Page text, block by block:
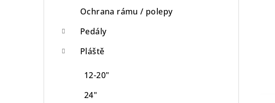
Ochrana rámu / polepy
Pedály
Pláště
12-20"
24"